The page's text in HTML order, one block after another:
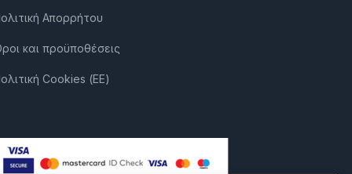
Απορρήτου
και προϋποθέσεις
Cookies (ΕΕ)